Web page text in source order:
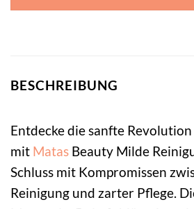
BESCHREIBUNG
Entdecke die sanfte
mit Matas Beauty Milde
Schluss mit Kompromissen
Reinigung und zarter Pflege.